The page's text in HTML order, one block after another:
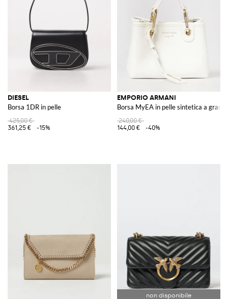
DIESEL
Borsa 1DR in pelle
425,00 €
361,25 €
-15%
EMPORIO ARMANI
Borsa MyEA in pelle sintetica a grana
240,00 €
144,00 €
-40%